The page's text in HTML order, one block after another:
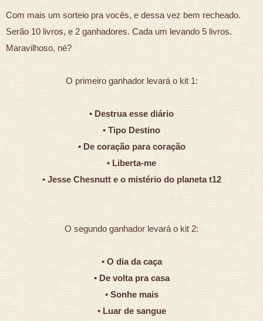
Com mais um sorteio pra vocês, e dessa vez bem recheado.
Serão 10 livros, e 2 ganhadores. Cada um levando 5 livros.
Maravilhoso, né?
O primeiro ganhador levará o kit 1:
• Destrua esse diário
• Tipo Destino
• De coração para coração
• Liberta-me
• Jesse Chesnutt e o mistério do planeta t12
O segundo ganhador levará o kit 2:
• O dia da caça
• De volta pra casa
• Sonhe mais
• Luar de sangue